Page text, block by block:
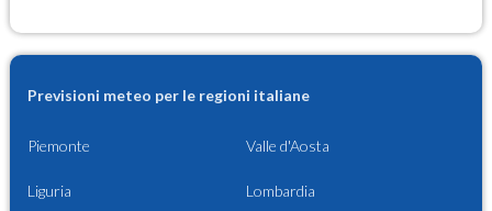
Previsioni meteo per le regioni italiane
Piemonte Valle d'Aosta
Liguria Lombardia